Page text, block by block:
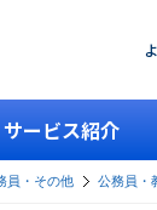
サービス紹介
員・その他 公務員・